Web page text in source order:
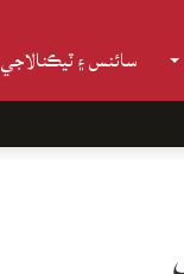
سائنس ۽ ٽيڪنالاجي